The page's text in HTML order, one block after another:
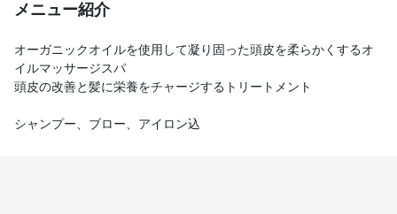
メニュー紹介
オーガニックオイルを使用して凝り固った頭皮を柔らかくするオ
イルマッサージスパ
頭皮の改善と髪に栄養をチャージするトリートメント
シャンプー、ブロー、アイロン込